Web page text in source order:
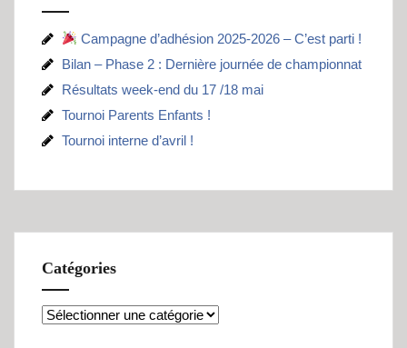
Campagne d’adhésion 2025-2026 – C’est parti !
Bilan – Phase 2 : Dernière journée de championnat
Résultats week-end du 17 /18 mai
Tournoi Parents Enfants !
Tournoi interne d’avril !
Catégories
Catégories